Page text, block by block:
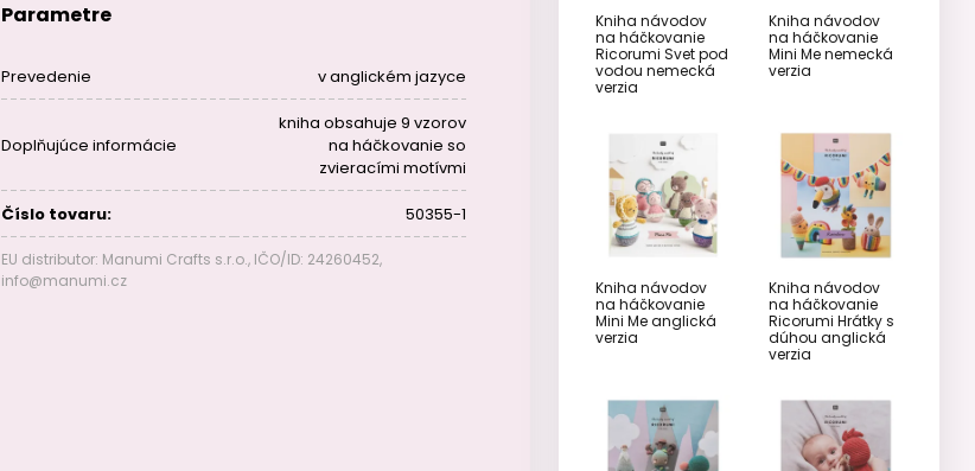
Parametre
Prevedenie v anglickém jazyce
Doplňujúce informácie
kniha obsahuje 9 vzorov
na háčkovanie so
zvieracími motívmi
Číslo tovaru: 50355-1
EU distributor: Manumi Crafts s.r.o., IČO/ID: 24260452,
info@manumi.cz
Kniha návodov
na háčkovanie
Ricorumi Svet pod
vodou nemecká
verzia
Kniha návodov
na háčkovanie
Mini Me nemecká
verzia
Kniha návodov
na háčkovanie
Mini Me anglická
verzia
Kniha návodov
na háčkovanie
Ricorumi Hrátky s
dúhou anglická
verzia